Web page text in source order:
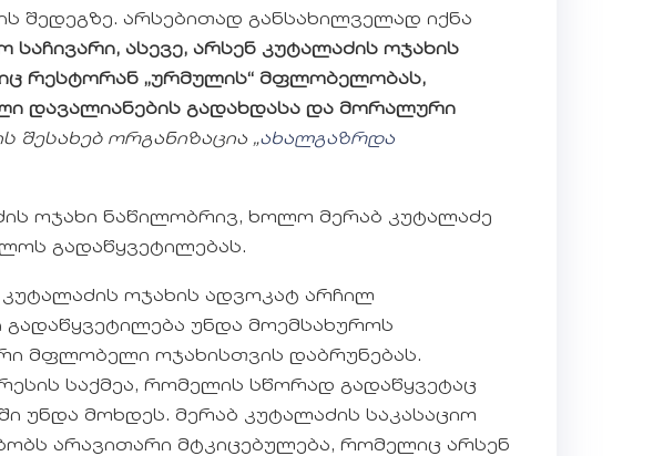
შედეგზე. არსებითად განსახილველად იქნა
საჩივარი, ასევე, არსენ კუტალაძის ოჯახის
რესტორან „ურმულის“ მფლობელობას,
დავალიანების გადახდასა და მორალური
შესახებ ორგანიზაცია „ახალგაზრდა
ოჯახი ნაწილობრივ, ხოლო მერაბ კუტალაძე
გადაწყვეტილებას.
ოჯახის ადვოკატ არჩილ
უნდა მოემსახუროს
მფლობელი ოჯახისთვის დაბრუნებას.
საქმეა, რომელის სწორად გადაწყვეტაც
უნდა მოხდეს. მერაბ კუტალაძის საკასაციო
არავითარი მტკიცებულება, რომელიც არსენ